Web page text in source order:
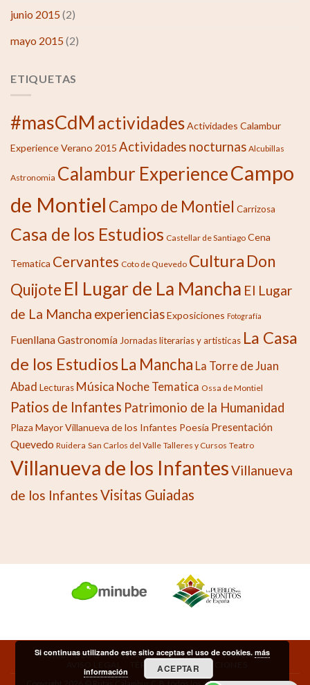
junio 2015(2)
mayo 2015(2)
ETIQUETAS
#masCdM actividadesActividades Calambur
Experience Verano 2015 Actividades nocturnas Alcubillas
Astronomia Calambur ExperienceCampo
de Montiel Campo de Montiel Carrizosa
Casa de los Estudios Castellar de Santiago Cena
Tematica Cervantes Coto de Quevedo Cultura Don
Quijote El Lugar de La Mancha El Lugar
de La Mancha experienciasExposiciones Fotografía
FuenllanaGastronomía Jornadas literarias y artisticas La Casa
de los EstudiosLa Mancha La Torre de Juan
Abad Lecturas Música Noche Tematica Ossa de Montiel
Patios de Infantes Patrimonio de la Humanidad
Plaza Mayor Villanueva de los Infantes Poesía Presentación
Quevedo Ruidera San Carlos del Valle Talleres y Cursos Teatro
Villanueva de los InfantesVillanueva
de los InfantesVisitas Guiadas
HOME BLOG CONTACTO OPINIONES
PARTNERS
TÉRMINOS Y CONDICIONES
Si continuas utilizando este sitio aceptas el uso de cookies.más
información
ACEPTAR